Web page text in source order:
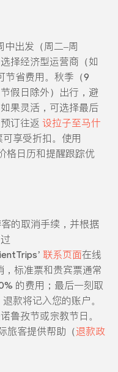
中出发（周二–周
择经济型运营商（如
节省费用。秋季（9
假日除外）出行，避
果灵活，可选择最后
订往返 设拉子至马什
可享受折扣。使用
格日历和提醒跟踪优
的取消手续，并根据
联系页面在线
标准票和贵宾票通常
的费用；最后一刻取
款将记入您的账户。
鲁孜节或宗教节日。
旅客提供帮助（退款政